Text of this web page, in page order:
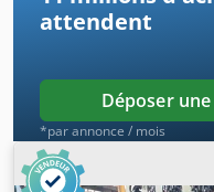
attendent
Déposer
*par annonce / mois